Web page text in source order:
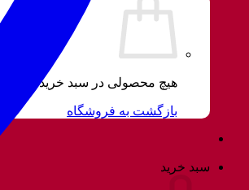
هیچ محصولی در سبد خرید نیست.
بازگشت به فروشگاه
سبد خرید